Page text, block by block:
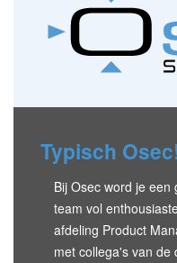
Typisch
Bij Osec word je
team vol
afdeling Product
met collega's van de